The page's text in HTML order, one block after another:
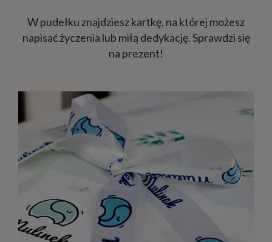
W pudełku znajdziesz kartkę, na której możesz
napisać życzenia lub miłą dedykację. Sprawdzi się
na prezent!